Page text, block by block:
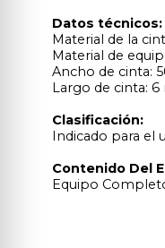
Datos técnicos:
Material de la
Material de
Ancho de cinta:
Largo de cinta: 6
Clasificación:
Indicado para el
Contenido Del
Equipo